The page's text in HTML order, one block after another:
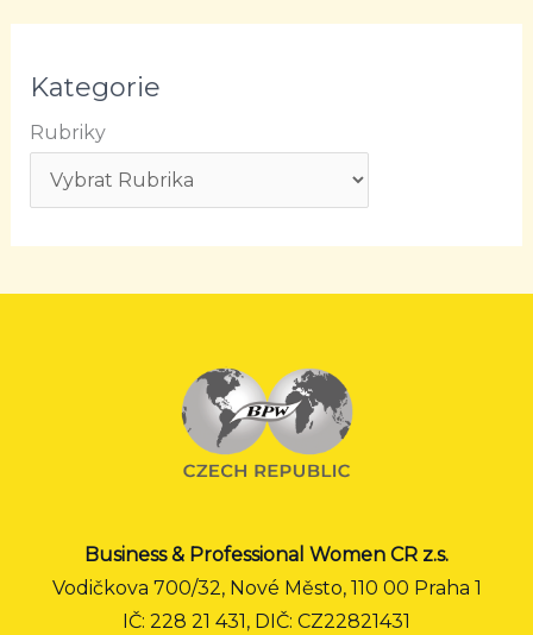
Kategorie
Rubriky
Business & Professional Women CR z.s.
Vodičkova 700/32, Nové Město, 110 00 Praha 1
IČ: 228 21 431, DIČ: CZ22821431